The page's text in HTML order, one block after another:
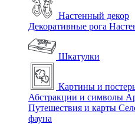
Настенный декор
Декоративные рога
Шкатулки
Картины и
Абстракции и символы
Путешествия и карты
фауна